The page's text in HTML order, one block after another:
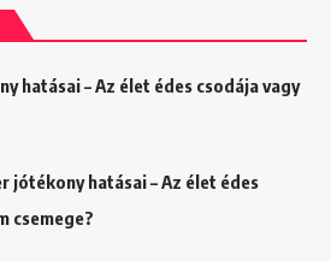
hatásai – Az élet édes csodája vagy
jótékony hatásai – Az élet édes
csemege?